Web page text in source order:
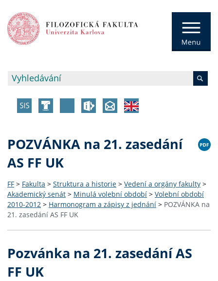
POZVÁNKA na 21. zasedání
AS FF UK
FF > Fakulta > Struktura a historie > Vedení a orgány fakulty >
Akademický senát > Minulá volební období > Volební období
2010-2012 > Harmonogram a zápisy z jednání > POZVÁNKA na
21. zasedání AS FF UK
Pozvánka na 21. zasedání AS
FF UK